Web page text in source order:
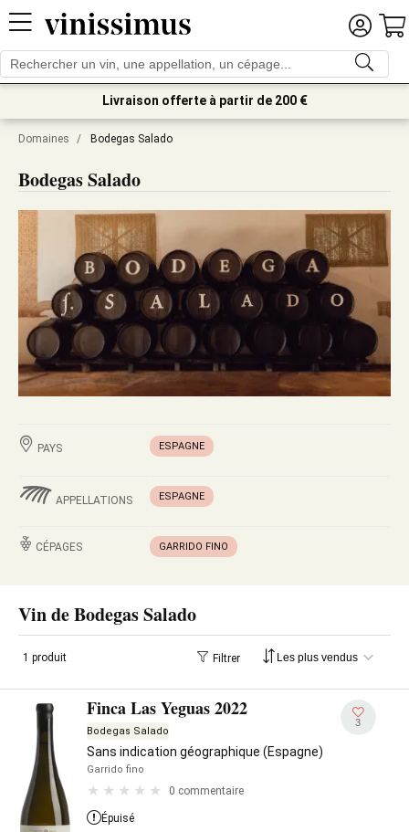
Livraison offerte à partir de 200 €
Domaines / Bodegas Salado
Bodegas Salado
PAYS ESPAGNE
APPELLATIONS ESPAGNE
CÉPAGES GARRIDO FINO
Vin de Bodegas Salado
1 produit Filtrer
Finca Las Yeguas 2022
Bodegas Salado
Sans indication géographique (Espagne)
Garrido fino
0 commentaire
3
Épuisé